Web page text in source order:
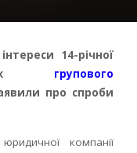
14-річної
групового
про спроби
компанії